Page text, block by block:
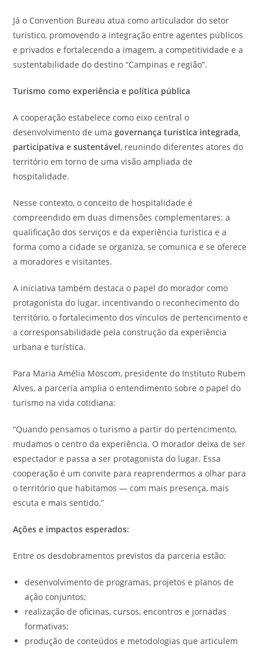
Já o Convention Bureau atua como articulador do setor
turístico, promovendo a integração entre agentes públicos
e privados e fortalecendo a imagem, a competitividade e a
sustentabilidade do destino “Campinas e região”.
Turismo como experiência e política pública
A cooperação estabelece como eixo central o
desenvolvimento de umagovernança turística integrada,
participativa e sustentável, reunindo diferentes atores do
território em torno de uma visão ampliada de
hospitalidade.
Nesse contexto, o conceito de hospitalidade é
compreendido em duas dimensões complementares: a
qualificação dos serviços e da experiência turística e a
forma como a cidade se organiza, se comunica e se oferece
a moradores e visitantes.
A iniciativa também destaca o papel do morador como
protagonista do lugar, incentivando o reconhecimento do
território, o fortalecimento dos vínculos de pertencimento e
a corresponsabilidade pela construção da experiência
urbana e turística.
Para Maria Amélia Moscom, presidente do Instituto Rubem
Alves, a parceria amplia o entendimento sobre o papel do
turismo na vida cotidiana:
“Quando pensamos o turismo a partir do pertencimento,
mudamos o centro da experiência. O morador deixa de ser
espectador e passa a ser protagonista do lugar. Essa
cooperação é um convite para reaprendermos a olhar para
o território que habitamos — com mais presença, mais
escuta e mais sentido.”
Ações e impactos esperados:
Entre os desdobramentos previstos da parceria estão:
desenvolvimento de programas, projetos e planos de
ação conjuntos;
realização de oficinas, cursos, encontros e jornadas
formativas;
produção de conteúdos e metodologias que articulem